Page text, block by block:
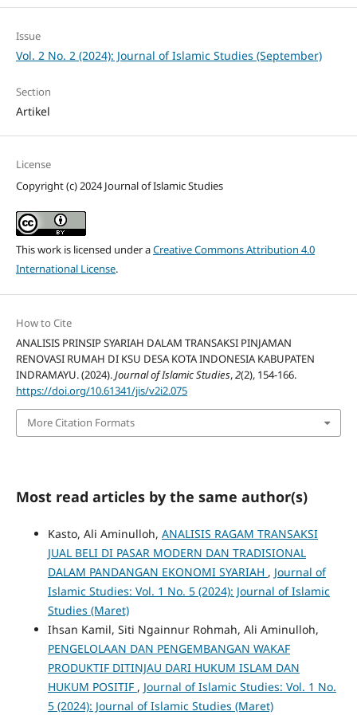
Issue
Vol. 2 No. 2 (2024): Journal of Islamic Studies (September)
Section
Artikel
License
Copyright (c) 2024 Journal of Islamic Studies
This work is licensed under aCreative Commons Attribution 4.0
International License.
How to Cite
ANALISIS PRINSIP SYARIAH DALAM TRANSAKSI PINJAMAN
RENOVASI RUMAH DI KSU DESA KOTA INDONESIA KABUPATEN
INDRAMAYU. (2024).Journal of Islamic Studies,2(2), 154-166.
https://doi.org/10.61341/jis/v2i2.075
More Citation Formats
Most read articles by the same author(s)
Kasto, Ali Aminulloh, ANALISIS RAGAM TRANSAKSI
JUAL BELI DI PASAR MODERN DAN TRADISIONAL
DALAM PANDANGAN EKONOMI SYARIAH , Journal of
Islamic Studies: Vol. 1 No. 5 (2024): Journal of Islamic
Studies (Maret)
Ihsan Kamil, Siti Ngainnur Rohmah, Ali Aminulloh,
PENGELOLAAN DAN PENGEMBANGAN WAKAF
PRODUKTIF DITINJAU DARI HUKUM ISLAM DAN
HUKUM POSITIF , Journal of Islamic Studies: Vol. 1 No.
5 (2024): Journal of Islamic Studies (Maret)